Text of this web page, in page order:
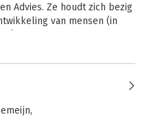
Advies. Ze houdt zich bezig
van mensen (in
Susan van Ass